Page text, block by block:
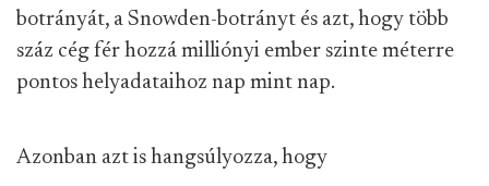
botrányát, a Snowden-botrányt és azt, hogy több
száz cég fér hozzá milliónyi ember szinte méterre
pontos helyadataihoz nap mint nap.
Azonban azt is hangsúlyozza, hogy